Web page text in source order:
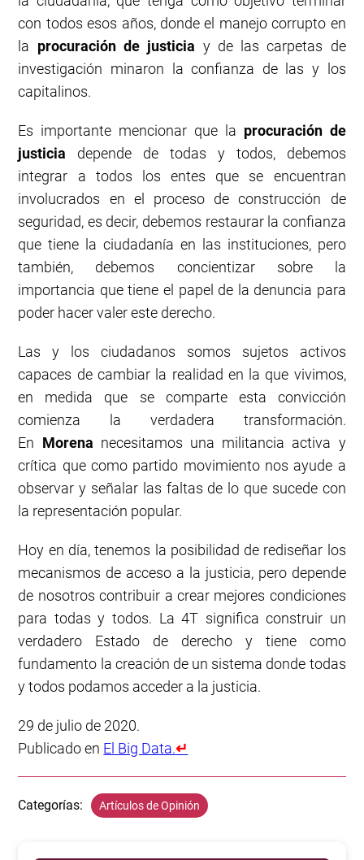
con todos esos años, donde el manejo corrupto en
la procuración de justicia y de las carpetas de
investigación minaron la confianza de las y los
capitalinos.
Es importante mencionar que la procuración de
justicia depende de todas y todos, debemos
integrar a todos los entes que se encuentran
involucrados en el proceso de construcción de
seguridad, es decir, debemos restaurar la confianza
que tiene la ciudadanía en las instituciones, pero
también, debemos concientizar sobre la
importancia que tiene el papel de la denuncia para
poder hacer valer este derecho.
Las y los ciudadanos somos sujetos activos
capaces de cambiar la realidad en la que vivimos,
en medida que se comparte esta convicción
comienza la verdadera transformación.
En Morena necesitamos una militancia activa y
crítica que como partido movimiento nos ayude a
observar y señalar las faltas de lo que sucede con
la representación popular.
Hoy en día, tenemos la posibilidad de rediseñar los
mecanismos de acceso a la justicia, pero depende
de nosotros contribuir a crear mejores condiciones
para todas y todos. La 4T significa construir un
verdadero Estado de derecho y tiene como
fundamento la creación de un sistema donde todas
y todos podamos acceder a la justicia.
29 de julio de 2020.
Publicado en El Big Data.↵
Categorías: Artículos de Opinión